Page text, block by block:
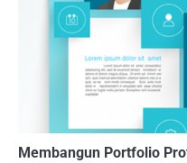
Membangun Portfolio